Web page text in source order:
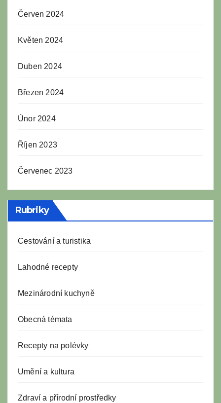
Červen 2024
Květen 2024
Duben 2024
Březen 2024
Únor 2024
Říjen 2023
Červenec 2023
Rubriky
Cestování a turistika
Lahodné recepty
Mezinárodní kuchyně
Obecná témata
Recepty na polévky
Umění a kultura
Zdraví a přírodní prostředky